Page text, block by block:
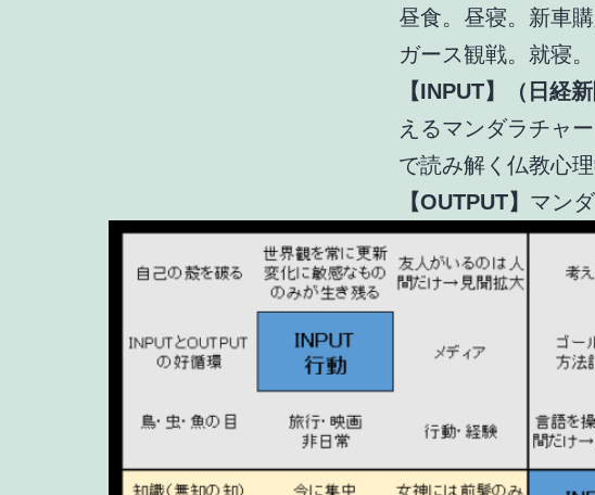
昼食。昼寝。新車
ガース観戦。就寝。
【INPUT】（日経新
えるマンダラチャ
で読み解く仏教心
【OUTPUT】 マン